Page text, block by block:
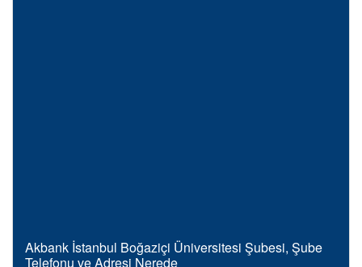
Akbank İstanbul Boğaziçi Üniversitesi Şubesi, Şube
Telefonu ve Adresi Nerede